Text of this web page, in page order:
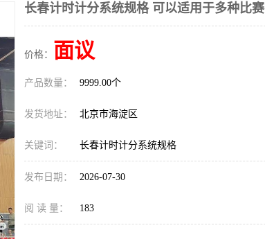
长春计时计分系统规格 可以适用于多种比赛
价格： 面议
产品数量： 9999.00个
发货地址： 北京市海淀区
关键词： 长春计时计分系统规格
发布日期： 2026-07-30
阅 读 量： 183